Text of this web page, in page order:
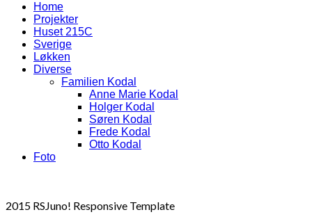
Home
Projekter
Huset 215C
Sverige
Løkken
Diverse
Familien Kodal
Anne Marie Kodal
Holger Kodal
Søren Kodal
Frede Kodal
Otto Kodal
Foto
2015 RSJuno! Responsive Template